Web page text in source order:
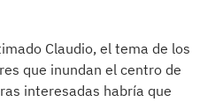
Claudio, el tema de los
que inundan el centro de
interesadas habría que